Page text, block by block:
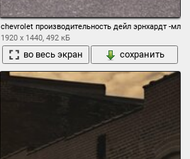
chevrolet производительность дейл эрнхардт -
1920 x 1440, 492 кБ
во весь экран сохранить